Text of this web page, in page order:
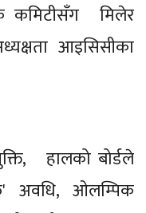
कमिटीसँग मिलेर
आइसिसीका
हालको बोर्डले
अवधि, ओलम्पिक